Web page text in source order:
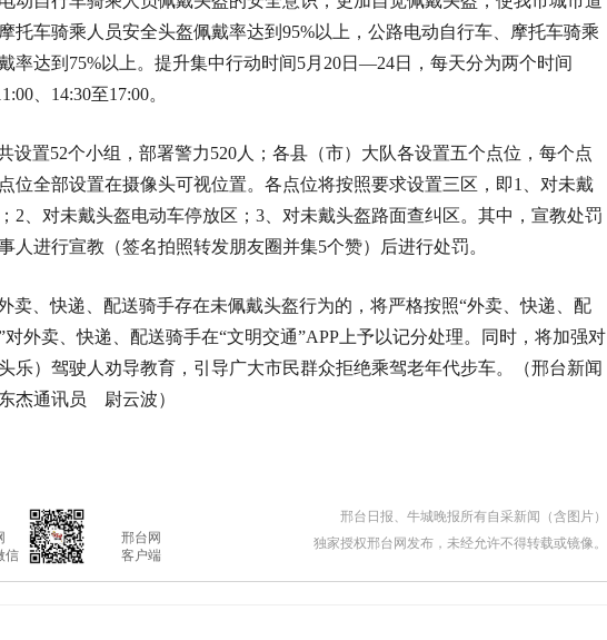
托车骑乘人员安全头盔佩戴率达到95%以上，公路电动自行车、摩托车骑乘
率达到75%以上。提升集中行动时间5月20日—24日，每天分为两个时间
、14:30至17:00。
设置52个小组，部署警力520人；各县（市）大队各设置五个点位，每个点
位全部设置在摄像头可视位置。各点位将按照要求设置三区，即1、对未戴
2、对未戴头盔电动车停放区；3、对未戴头盔路面查纠区。其中，宣教处罚
人进行宣教（签名拍照转发朋友圈并集5个赞）后进行处罚。
卖、快递、配送骑手存在未佩戴头盔行为的，将严格按照“外卖、快递、配
对外卖、快递、配送骑手在“文明交通”APP上予以记分处理。同时，将加强对
乐）驾驶人劝导教育，引导广大市民群众拒绝乘驾老年代步车。（邢台新闻
杰通讯员 尉云波）
台网
户端
邢台日报、牛城晚报所有自采新闻（含图片）
独家授权邢台网发布，未经允许不得转载或镜像。